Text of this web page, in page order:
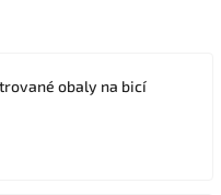
obaly na bicí